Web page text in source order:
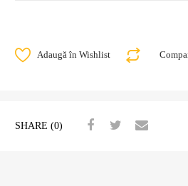
Adaugă în Wishlist
SHARE (0)